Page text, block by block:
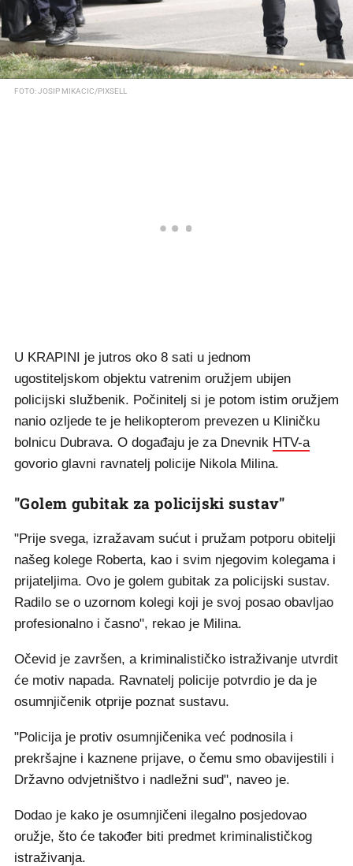
FOTO: JOSIP MIKACIC/PIXSELL
U KRAPINI je jutros oko 8 sati u jednom
ugostiteljskom objektu vatrenim oružjem ubijen
policijski službenik. Počinitelj si je potom istim oružjem
nanio ozljede te je helikopterom prevezen u Kliničku
bolnicu Dubrava. O događaju je za Dnevnik HTV-a
govorio glavni ravnatelj policije Nikola Milina.
"Golem gubitak za policijski sustav"
"Prije svega, izražavam sućut i pružam potporu obitelji
našeg kolege Roberta, kao i svim njegovim kolegama i
prijateljima. Ovo je golem gubitak za policijski sustav.
Radilo se o uzornom kolegi koji je svoj posao obavljao
profesionalno i časno", rekao je Milina.
Očevid je završen, a kriminalističko istraživanje utvrdit
će motiv napada. Ravnatelj policije potvrdio je da je
osumnjičenik otprije poznat sustavu.
"Policija je protiv osumnjičenika već podnosila i
prekršajne i kaznene prijave, o čemu smo obavijestili i
Državno odvjetništvo i nadležni sud", naveo je.
Dodao je kako je osumnjičeni ilegalno posjedovao
oružje, što će također biti predmet kriminalističkog
istraživanja.